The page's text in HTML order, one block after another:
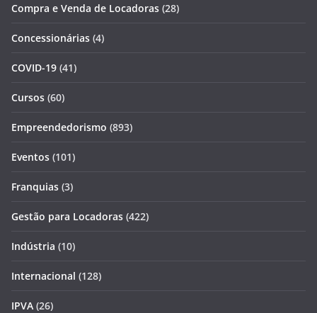
Compra e Venda de Locadoras (28)
Concessionárias (4)
COVID-19 (41)
Cursos (60)
Empreendedorismo (893)
Eventos (101)
Franquias (3)
Gestão para Locadoras (422)
Indústria (10)
Internacional (128)
IPVA (26)